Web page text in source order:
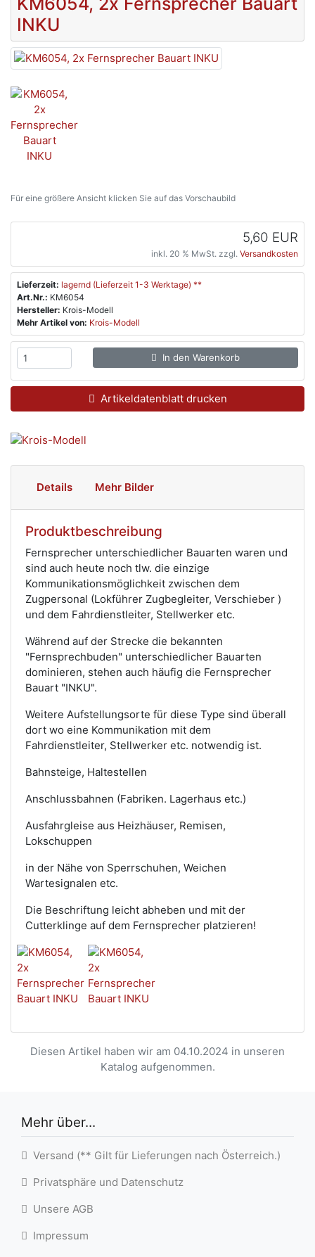
INKU
Für eine größere Ansicht klicken Sie auf das Vorschaubild
5,60 EUR
inkl. 20 % MwSt. zzgl. Versandkosten
Lieferzeit: lagernd (Lieferzeit 1-3 Werktage) **
Art.Nr.: KM6054
Hersteller: Krois-Modell
Mehr Artikel von: Krois-Modell
In den Warenkorb
Artikeldatenblatt drucken
Details Mehr Bilder
Produktbeschreibung
Fernsprecher unterschiedlicher Bauarten waren und
sind auch heute noch tlw. die einzige
Kommunikationsmöglichkeit zwischen dem
Zugpersonal (Lokführer Zugbegleiter, Verschieber )
und dem Fahrdienstleiter, Stellwerker etc.
Während auf der Strecke die bekannten
"Fernsprechbuden" unterschiedlicher Bauarten
dominieren, stehen auch häufig die Fernsprecher
Bauart "INKU".
Weitere Aufstellungsorte für diese Type sind überall
dort wo eine Kommunikation mit dem
Fahrdienstleiter, Stellwerker etc. notwendig ist.
Bahnsteige, Haltestellen
Anschlussbahnen (Fabriken. Lagerhaus etc.)
Ausfahrgleise aus Heizhäuser, Remisen,
Lokschuppen
in der Nähe von Sperrschuhen, Weichen
Wartesignalen etc.
Die Beschriftung leicht abheben und mit der
Cutterklinge auf dem Fernsprecher platzieren!
Diesen Artikel haben wir am 04.10.2024 in unseren
Katalog aufgenommen.
Mehr über...
Versand (** Gilt für Lieferungen nach Österreich.)
Privatsphäre und Datenschutz
Unsere AGB
Impressum